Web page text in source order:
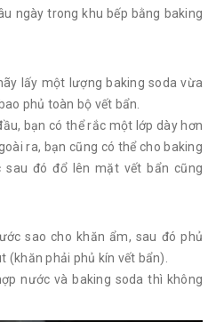
ngày trong khu bếp bằng baking
lấy một lượng baking soda vừa
phủ toàn bộ vết bẩn.
bạn có thể rắc một lớp dày hơn
ra, bạn cũng có thể cho baking
đó đổ lên mặt vết bẩn cũng
sao cho khăn ẩm, sau đó phủ
(khăn phải phủ kín vết bẩn).
nước và baking soda thì không